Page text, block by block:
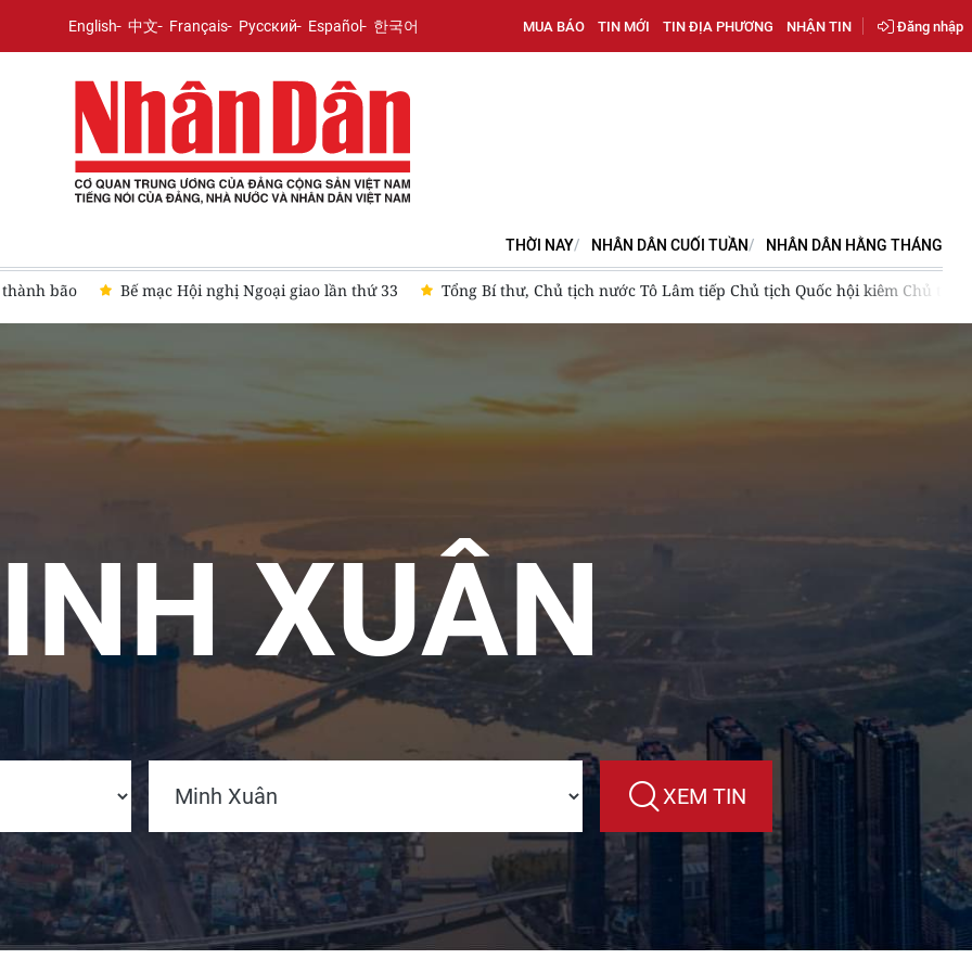
English 中文 Français Русский Español 한국어 MUA BÁO TIN MỚI TIN ĐỊA PHƯƠNG NHẬN TIN Đăng nhập
THỜI NAY NHÂN DÂN CUỐI TUẦN NHÂN DÂN HẰNG THÁNG
bão Bế mạc Hội nghị Ngoại giao lần thứ 33 Tổng Bí thư, Chủ tịch nước Tô Lâm tiếp Chủ tịch Quốc hội kiêm Chủ tịch
XUÂN
XEM TIN